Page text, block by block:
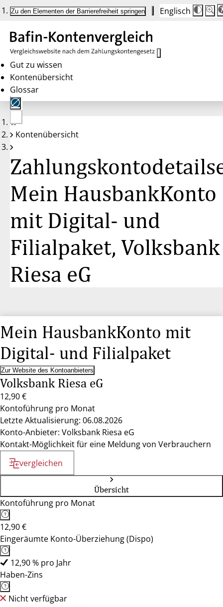
Zu den Elementen der Barrierefreiheit springen Englisch
Die
auf
100
100
Gut zu wissen
Kontenübersicht
Glossar
Keine
Konten
Kontenübersicht
Mein HausbankKonto
mit Digital- und
Filialpaket, Volksbank
Riesa eG
Mein HausbankKonto mit
Digital- und Filialpaket
Zur Website des Kontoanbieters
Volksbank Riesa eG
12,90 €
Kontoführung pro Monat
Letzte Aktualisierung: 06.08.2026
Konto-Anbieter: Volksbank Riesa eG
Kontakt-Möglichkeit für eine Meldung von Verbrauchern
vergleichen
Übersicht
Kontoführung pro Monat
12,90 €
Eingeräumte Konto-Überziehung (Dispo)
12,90 % pro Jahr
Haben-Zins
Nicht verfügbar